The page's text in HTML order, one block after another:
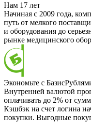
Нам 17 лет
Начиная с 2009 года,
путь от мелкого
и оборудования до
рынке медицинского
Экономьте с
Внутренней валютой
оплачивать до 2% от
Кэшбэк на счет логина
покупки. Выгодные